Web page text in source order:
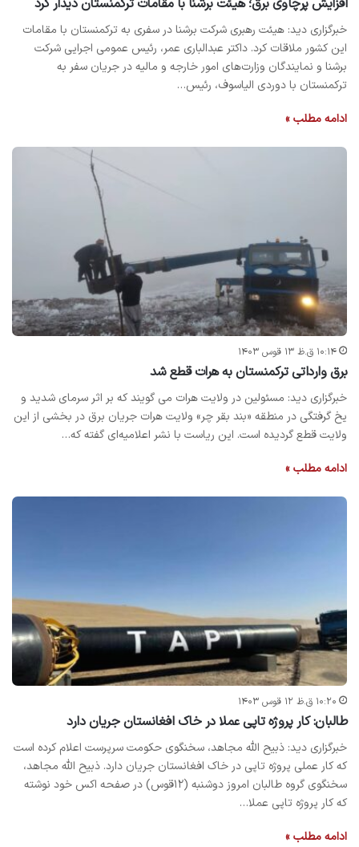
افزایش پرچاوی برق؛ هیئت برشنا با مقامات ترکمنستان دیدار کرد
خبرگزاری دید: هیئت رهبری شرکت برشنا در سفری به ترکمنستان با مقامات
این کشور ملاقات کرد. داکتر عبدالباری عمر، رئیس عمومی اجرایی شرکت
برشنا و نمایندگان وزارت‌های امور خارجه و مالیه در جریان سفر به
ترکمنستان با دوردی الیاسوف، رئیس…
ادامه مطلب »
۱۰:۱۴ ق.ظ ۱۳ قوس ۱۴۰۳
برق وارداتی ترکمنستان به هرات قطع شد
خبرگزاری دید: مسئولین در ولایت هرات می گویند که بر اثر سرمای شدید و
یخ گرفتگی در منطقه «بند بقر چر» ولایت هرات جریان برق در بخشی از این
ولایت قطع گردیده است. این ریاست با نشر اعلامیه‌ای گفته که…
ادامه مطلب »
۱۰:۲۰ ق.ظ ۱۲ قوس ۱۴۰۳
طالبان: کار پروژه تاپی عملا در خاک افغانستان جریان دارد
خبرگزاری دید: ذبیح الله مجاهد، سخنگوی حکومت سرپرست اعلام کرده است
که کار عملی پروژه تاپی در خاک افغانستان جریان دارد. ذبیح الله مجاهد،
سخنگوی گروه طالبان امروز دوشنبه (۱۲قوس) در صفحه اکس خود نوشته
که کار پروژه تاپی عملا…
ادامه مطلب »